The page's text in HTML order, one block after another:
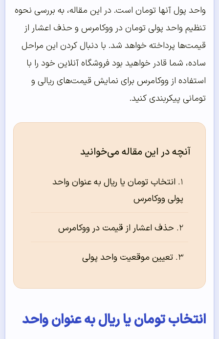
واحد پول آنها تومان است. در این مقاله، به بررسی نحوه
تنظیم واحد پولی تومان در ووکامرس و حذف اعشار از
قیمت‌ها پرداخته خواهد شد. با دنبال کردن این مراحل
ساده، شما قادر خواهید بود فروشگاه آنلاین خود را با
استفاده از ووکامرس برای نمایش قیمت‌های ریالی و
تومانی پیکربندی کنید.
آنچه در این مقاله می‌خوانید
انتخاب تومان یا ریال به عنوان واحد
پولی ووکامرس
حذف اعشار از قیمت در ووکامرس
تعیین موقعیت واحد پولی
انتخاب تومان یا ریال به عنوان واحد